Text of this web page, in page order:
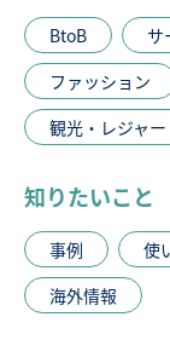
BtoB
サ
ファッション
観光・レジャー
知りたいこと
事例 使
海外情報